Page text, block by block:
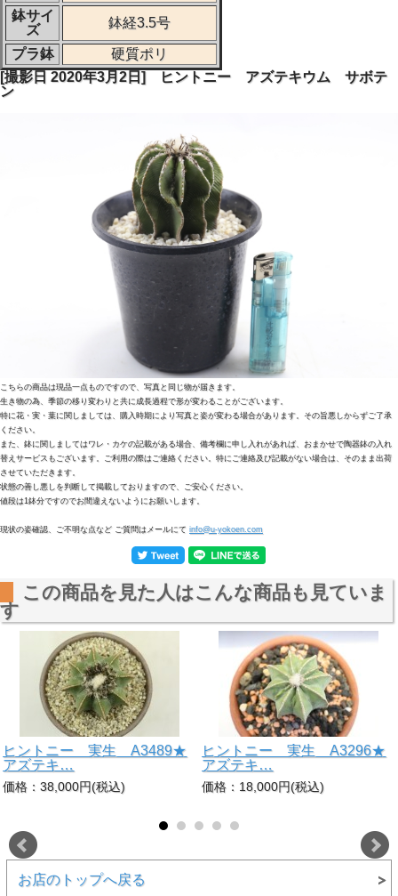
鉢サイ
ズ
鉢経3.5号
プラ鉢
硬質ポリ
[撮影日 2020年3月2日] ヒントニー アズテキウム サボテ
ン
こちらの商品は現品一点ものですので、写真と同じ物が届きます。
生き物の為、季節の移り変わりと共に成長過程で形が変わることがございます。
特に花・実・葉に関しましては、購入時期により写真と姿が変わる場合があります。その旨悪しからずご了承
ください。
また、鉢に関しましてはワレ・カケの記載がある場合、備考欄に申し入れがあれば、おまかせで陶器鉢の入れ
替えサービスもございます。ご利用の際はご連絡ください。特にご連絡及び記載がない場合は、そのまま出荷
させていただきます。
状態の善し悪しを判断して掲載しておりますので、ご安心ください。
値段は1鉢分ですのでお間違えないようにお願いします。
現状の姿確認、ご不明な点など ご質問はメールにて info@u-yokoen.com
この商品を見た人はこんな商品も見ていま
す
ヒントニー 実生 A3489★
アズテキ…
価格：38,000円(税込)
ヒントニー 実生 A3296★
アズテキ…
価格：18,000円(税込)
お店のトップへ戻る